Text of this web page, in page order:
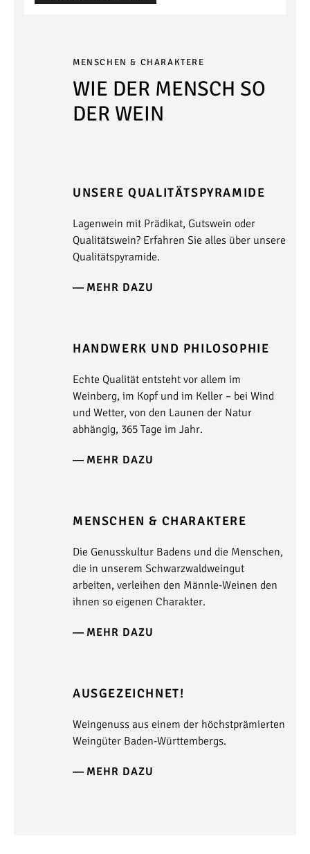
MENSCHEN & CHARAKTERE
WIE DER MENSCH SO
DER WEIN
UNSERE QUALITÄTSPYRAMIDE
Lagenwein mit Prädikat, Gutswein oder
Qualitätswein? Erfahren Sie alles über unsere
Qualitätspyramide.
MEHR DAZU
HANDWERK UND PHILOSOPHIE
Echte Qualität entsteht vor allem im
Weinberg, im Kopf und im Keller – bei Wind
und Wetter, von den Launen der Natur
abhängig, 365 Tage im Jahr.
MEHR DAZU
MENSCHEN & CHARAKTERE
Die Genusskultur Badens und die Menschen,
die in unserem Schwarzwaldweingut
arbeiten, verleihen den Männle-Weinen den
ihnen so eigenen Charakter.
MEHR DAZU
AUSGEZEICHNET!
Weingenuss aus einem der höchstprämierten
Weingüter Baden-Württembergs.
MEHR DAZU